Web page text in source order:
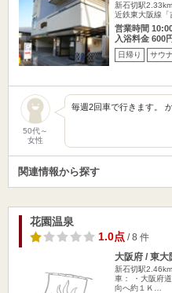
新石切駅2.33km
近鉄東大阪線
営業時間
入浴料金 600
日帰り サウナ
50代～
女性
毎週2回車で行きます。
関連情報から探す
花園温泉
1.0点/ 8 件
大阪府 / 東大
新石切駅2.46km
車： ・大阪府
向へ約１Ｋ…